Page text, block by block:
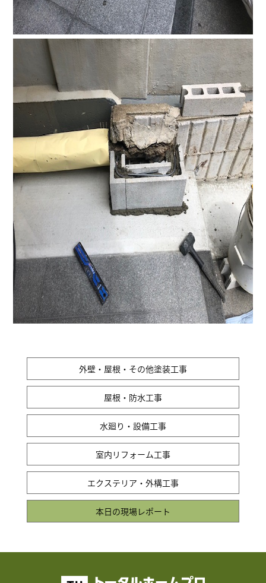
外壁・屋根・その他塗装工事
屋根・防水工事
水廻り・設備工事
室内リフォーム工事
エクステリア・外構工事
本日の現場レポート